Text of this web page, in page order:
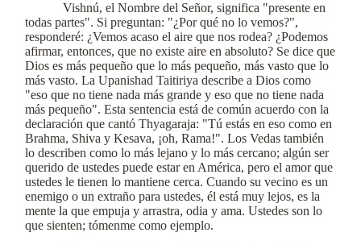
Vishnú, el Nombre del Señor, significa "presente en
todas partes". Si preguntan: "¿Por qué no lo vemos?",
responderé: ¿Vemos acaso el aire que nos rodea? ¿Podemos
afirmar, entonces, que no existe aire en absoluto? Se dice que
Dios es más pequeño que lo más pequeño, más vasto que lo
más vasto. La Upanishad Taitiriya describe a Dios como
"eso que no tiene nada más grande y eso que no tiene nada
más pequeño". Esta sentencia está de común acuerdo con la
declaración que cantó Thyagaraja: "Tú estás en eso como en
Brahma, Shiva y Kesava, ¡oh, Rama!". Los Vedas también
lo describen como lo más lejano y lo más cercano; algún ser
querido de ustedes puede estar en América, pero el amor que
ustedes le tienen lo mantiene cerca. Cuando su vecino es un
enemigo o un extraño para ustedes, él está muy lejos, es la
mente la que empuja y arrastra, odia y ama. Ustedes son lo
que sienten; tómenme como ejemplo.